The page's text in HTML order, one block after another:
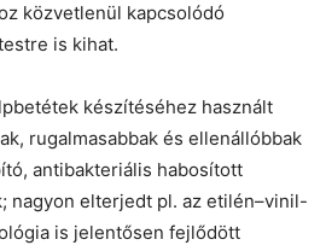
közvetlenül kapcsolódó
is kihat.
készítéséhez használt
rugalmasabbak és ellenállóbbak
antibakteriális habosított
nagyon elterjedt pl. az etilén–vinil-
is jelentősen fejlődött